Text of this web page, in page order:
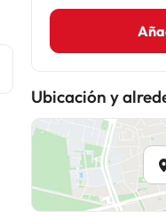
Ubicación y